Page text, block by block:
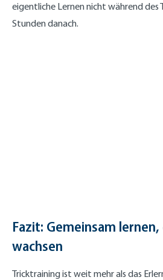
eigentliche Lernen nicht während des
Stunden danach.
Fazit: Gemeinsam
wachsen
Tricktraining ist weit mehr als das